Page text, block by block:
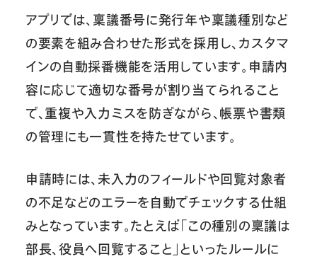
アプリでは、稟議番号に発行年や稟議種別など
の要素を組み合わせた形式を採用し、カスタマ
インの自動採番機能を活用しています。申請内
容に応じて適切な番号が割り当てられること
で、重複や入力ミスを防ぎながら、帳票や書類
の管理にも一貫性を持たせています。
申請時には、未入力のフィールドや回覧対象者
の不足などのエラーを自動でチェックする仕組
みとなっています。たとえば「この種別の稟議は
部長、役員へ回覧すること」といったルールに